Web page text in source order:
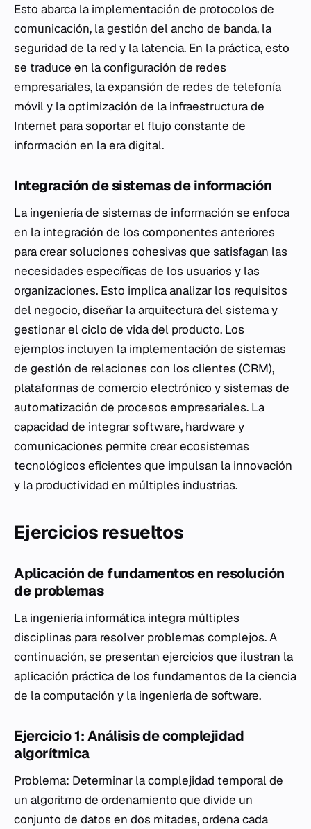
Esto abarca la implementación de protocolos de
comunicación, la gestión del ancho de banda, la
seguridad de la red y la latencia. En la práctica, esto
se traduce en la configuración de redes
empresariales, la expansión de redes de telefonía
móvil y la optimización de la infraestructura de
Internet para soportar el flujo constante de
información en la era digital.
Integración de sistemas de información
La ingeniería de sistemas de información se enfoca
en la integración de los componentes anteriores
para crear soluciones cohesivas que satisfagan las
necesidades específicas de los usuarios y las
organizaciones. Esto implica analizar los requisitos
del negocio, diseñar la arquitectura del sistema y
gestionar el ciclo de vida del producto. Los
ejemplos incluyen la implementación de sistemas
de gestión de relaciones con los clientes (CRM),
plataformas de comercio electrónico y sistemas de
automatización de procesos empresariales. La
capacidad de integrar software, hardware y
comunicaciones permite crear ecosistemas
tecnológicos eficientes que impulsan la innovación
y la productividad en múltiples industrias.
Ejercicios resueltos
Aplicación de fundamentos en resolución
de problemas
La ingeniería informática integra múltiples
disciplinas para resolver problemas complejos. A
continuación, se presentan ejercicios que ilustran la
aplicación práctica de los fundamentos de la ciencia
de la computación y la ingeniería de software.
Ejercicio 1: Análisis de complejidad
algorítmica
Problema: Determinar la complejidad temporal de
un algoritmo de ordenamiento que divide un
conjunto de datos en dos mitades, ordena cada